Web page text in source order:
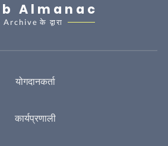
Almanac
Archive के द्वारा
योगदानकर्ता
कार्यप्रणाली